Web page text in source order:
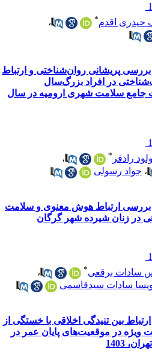
اقدم
،
پریشانی روان‌شناختی و ارتباط
در افراد بزرگ‌سال
جامع سلامت شهری ارومیه در سال
رادفر*
،
جواد رسولی
ارتباط هوش معنوی و سلامت
در زنان شیرده شهر گرگان
برقعی
،
سادات سیدقاسمی
بین تنیدگی اخلاقی با خستگی از
در موقعیت‌های پایان عمر در
1403